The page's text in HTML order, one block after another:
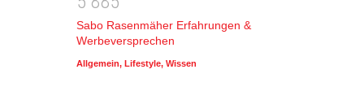
Sabo Rasenmäher Erfahrungen &
Werbeversprechen
Allgemein, Lifestyle, Wissen